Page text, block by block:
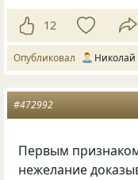
12
Опубликовал
#472992
Первым
нежелание